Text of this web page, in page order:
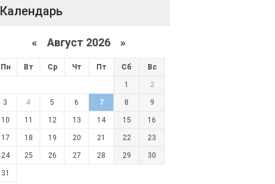
Календарь
« Август 2026 »
Пн Вт Ср Чт Пт Сб Вс
1 2
3 4 5 6 7 8 9
10 11 12 13 14 15 16
17 18 19 20 21 22 23
24 25 26 27 28 29 30
31